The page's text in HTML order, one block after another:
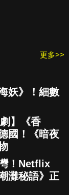
更多>>
妖》！細數
】《香
國！《暗夜
！Netflix
灘秘語》正